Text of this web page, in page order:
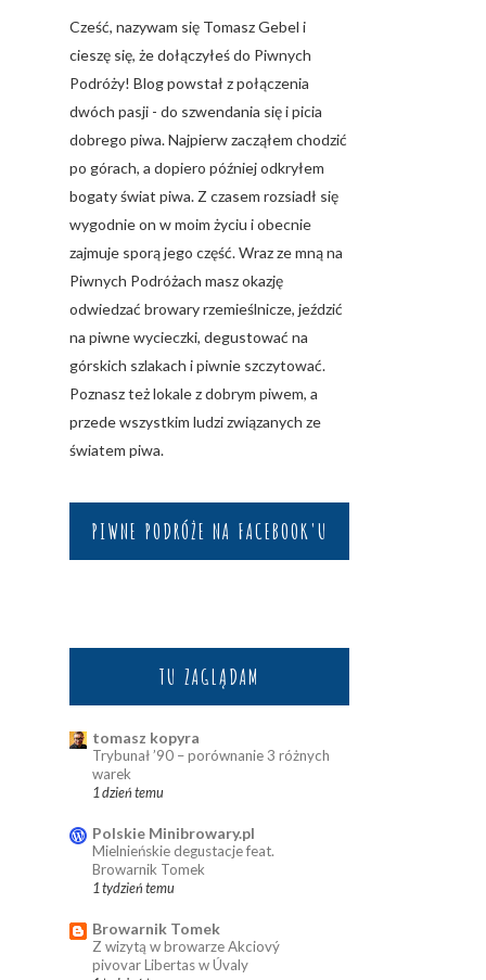
Cześć, nazywam się Tomasz Gebel i
cieszę się, że dołączyłeś do Piwnych
Podróży! Blog powstał z połączenia
dwóch pasji - do szwendania się i picia
dobrego piwa. Najpierw zacząłem chodzić
po górach, a dopiero później odkryłem
bogaty świat piwa. Z czasem rozsiadł się
wygodnie on w moim życiu i obecnie
zajmuje sporą jego część. Wraz ze mną na
Piwnych Podróżach masz okazję
odwiedzać browary rzemieślnicze, jeździć
na piwne wycieczki, degustować na
górskich szlakach i piwnie szczytować.
Poznasz też lokale z dobrym piwem, a
przede wszystkim ludzi związanych ze
światem piwa.
PIWNE PODRÓŻE NA FACEBOOK'U
TU ZAGLĄDAM
tomasz kopyra
Trybunał ’90 – porównanie 3 różnych
warek
1 dzień temu
Polskie Minibrowary.pl
Mielnieńskie degustacje feat.
Browarnik Tomek
1 tydzień temu
Browarnik Tomek
Z wizytą w browarze Akciový
pivovar Libertas w Úvaly